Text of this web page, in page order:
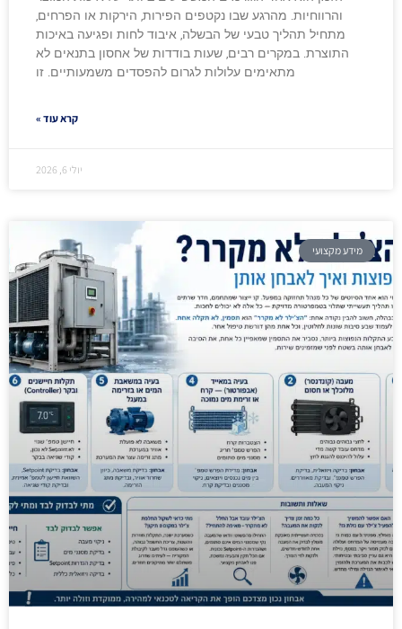
והרווחיות. מהרגע שבו נקטפים הפירות, הירקות או הפרחים,
מתחיל תהליך טבעי של הבשלה, איבוד לחות ופגיעה באיכות
התוצרת. במקרים רבים, שעות בודדות של אחסון בתנאים לא
מתאימים עלולות לגרום להפסדים משמעותיים. זו
קרא עוד »
יולי 6, 2026
מידע מקצועי